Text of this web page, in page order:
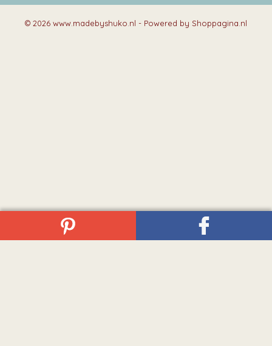
© 2026 www.madebyshuko.nl - Powered by Shoppagina.nl